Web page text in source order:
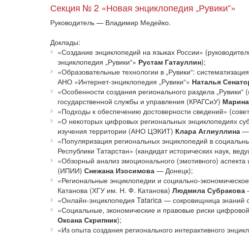
Секция № 2 «Новая энциклопедия „Рувики“»
Руководитель — Владимир Медейко.
Доклады:
«Создание энциклопедий на языках России»
энциклопедия „Рувики“» Рустам Гатауллин);
«Образовательные технологии в „Рувики“:
АНО «Интернет-энциклопедия „Рувики“» Наталья
«Особенности создания регионального раздела
государственной службы и управления (КРАГСиУ)
«Подходы к обеспечению достоверности сведений»
«О некоторых цифровых региональных энциклопедиях
изучения территории (АНО ЦЭКИТ) Клара Аглиуллина —
«Популяризация региональных энциклопедий в
Республики Татарстан» (кандидат исторических наук,
«Обзорный анализ эмоционального (эмотивного)
(ИПИИ) Снежана Изосимова — Донецк);
«Региональные энциклопедии и социально-
Катанова (ХГУ им. Н. Ф. Катанова) Людмила Субракова
«Онлайн-энциклопедия Tatarica — сокровищница знаний
«Социальные, экономические и правовые риски
Оксана Скрипник);
«Из опыта создания регионального интерактивного